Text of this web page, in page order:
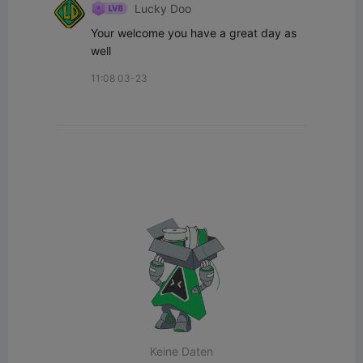
Lucky Doo
Your welcome you have a great day as
well
11:08 03-23
Keine Daten